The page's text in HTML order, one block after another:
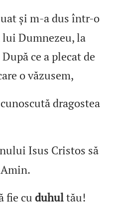
și m‑a dus într‑o
lui Dumnezeu, la
ce a plecat de
o văzusem,
dragostea
Isus Cristos să
fie cu duhultău!